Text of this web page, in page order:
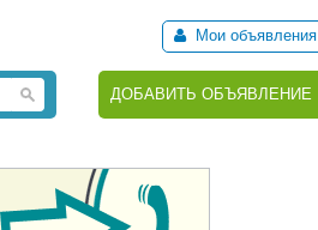
Мои объявления
ДОБАВИТЬ ОБЪЯВЛЕНИЕ